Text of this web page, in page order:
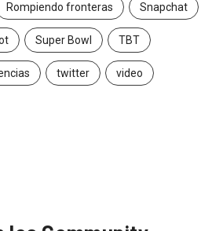
Rompiendo fronteras Snapchat
Super Bowl TBT
twitter video